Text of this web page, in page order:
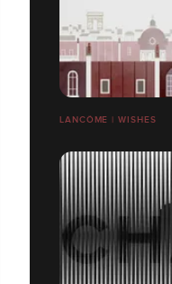
LANCÔME | WISHES